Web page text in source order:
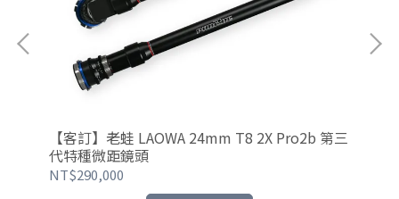
【客訂】老蛙 LAOWA 24mm T8 2X Pro2b 第三
代特種微距鏡頭
NT$290,000